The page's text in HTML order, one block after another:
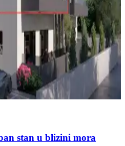
stan u blizini mora